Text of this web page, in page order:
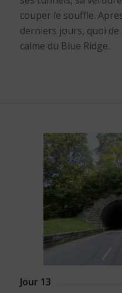
couper le souffle.
derniers jours, quoi
calme du Blue Ridge.
Jour 13